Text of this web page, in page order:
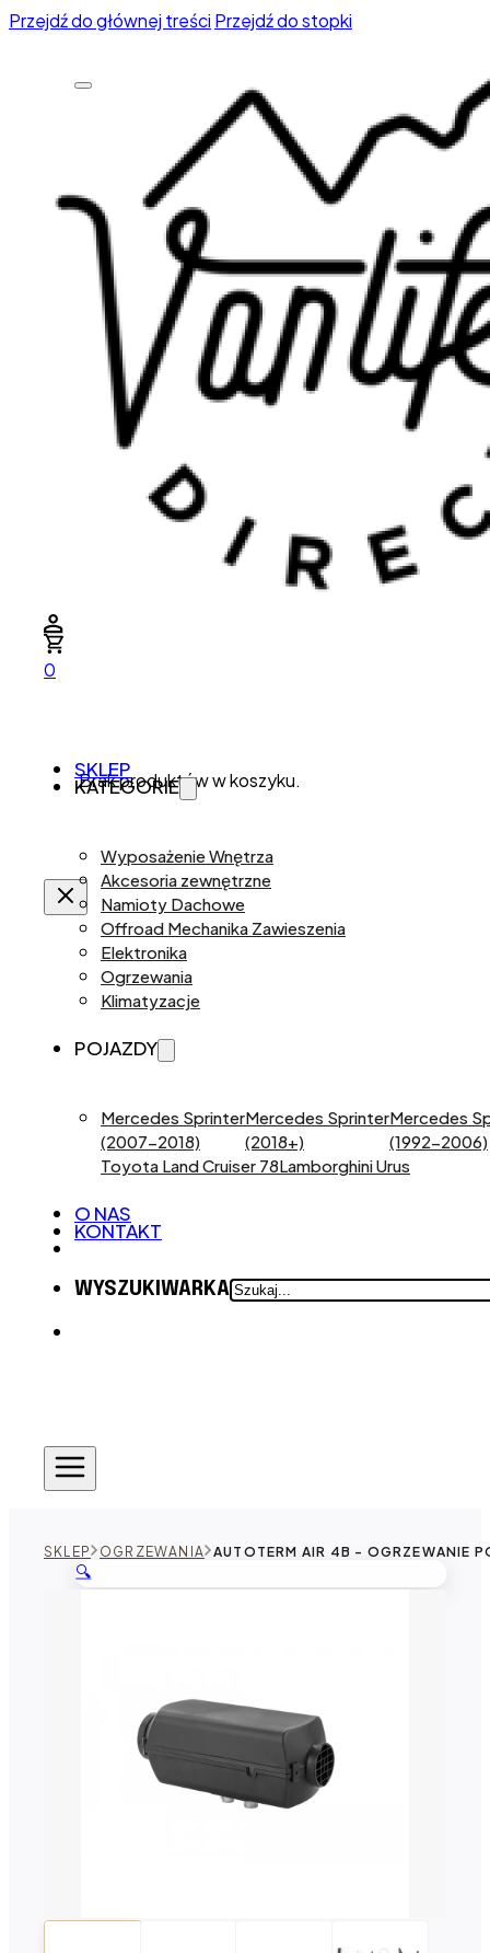
Przejdź do głównej treści Przejdź do stopki
0
Brak produktów w koszyku.
SKLEP
KATEGORIE
Wyposażenie Wnętrza
Akcesoria zewnętrzne
Namioty Dachowe
Offroad Mechanika Zawieszenia
Elektronika
Ogrzewania
Klimatyzacje
POJAZDY
Mercedes Sprinter
(2007-2018)
Mercedes Sprinter
(2018+)
Mercedes
(1992-2006)
Toyota Land Cruiser 78Lamborghini Urus
O NAS
KONTAKT
WYSZUKIWARKASZUKAJ
SKLEP OGRZEWANIA AUTOTERM AIR 4B - OGRZEWANIE
🔍